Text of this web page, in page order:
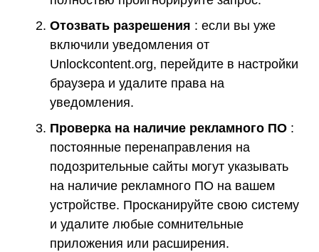
Отозвать разрешения : если вы уже
включили уведомления от
Unlockcontent.org, перейдите в настройки
браузера и удалите права на
уведомления.
Проверка на наличие рекламного ПО :
постоянные перенаправления на
подозрительные сайты могут указывать
на наличие рекламного ПО на вашем
устройстве. Просканируйте свою систему
и удалите любые сомнительные
приложения или расширения.